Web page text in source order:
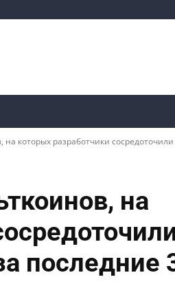
на которых разработчики
на
последние